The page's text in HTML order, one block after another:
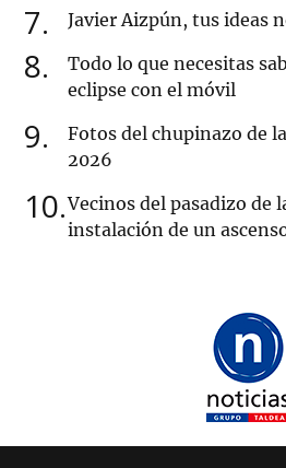
7 Javier Aizpún, tus ideas
8
Todo lo que necesitas
eclipse con el móvil
9
Fotos del chupinazo de
2026
10 Vecinos del pasadizo de
instalación de un